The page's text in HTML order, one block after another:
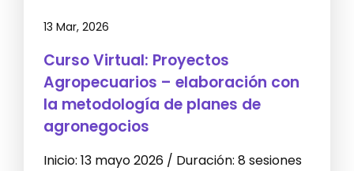
13 Mar, 2026
Curso Virtual: Proyectos
Agropecuarios – elaboración con
la metodología de planes de
agronegocios
Inicio: 13 mayo 2026 / Duración: 8 sesiones